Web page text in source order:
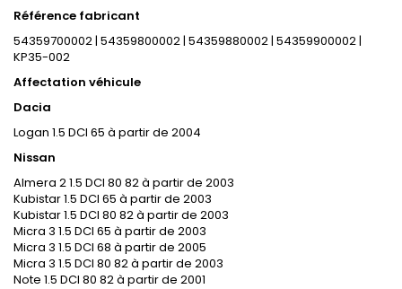
Référence fabricant
54359700002 | 54359800002 | 54359880002 | 54359900002 |
KP35-002
Affectation véhicule
Dacia
Logan 1.5 DCI 65 à partir de 2004
Nissan
Almera 2 1.5 DCI 80 82 à partir de 2003
Kubistar 1.5 DCI 65 à partir de 2003
Kubistar 1.5 DCI 80 82 à partir de 2003
Micra 3 1.5 DCI 65 à partir de 2003
Micra 3 1.5 DCI 68 à partir de 2005
Micra 3 1.5 DCI 80 82 à partir de 2003
Note 1.5 DCI 80 82 à partir de 2001